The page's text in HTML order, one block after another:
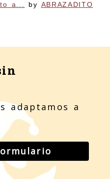
a... by ABRAZADITO
adaptamos a